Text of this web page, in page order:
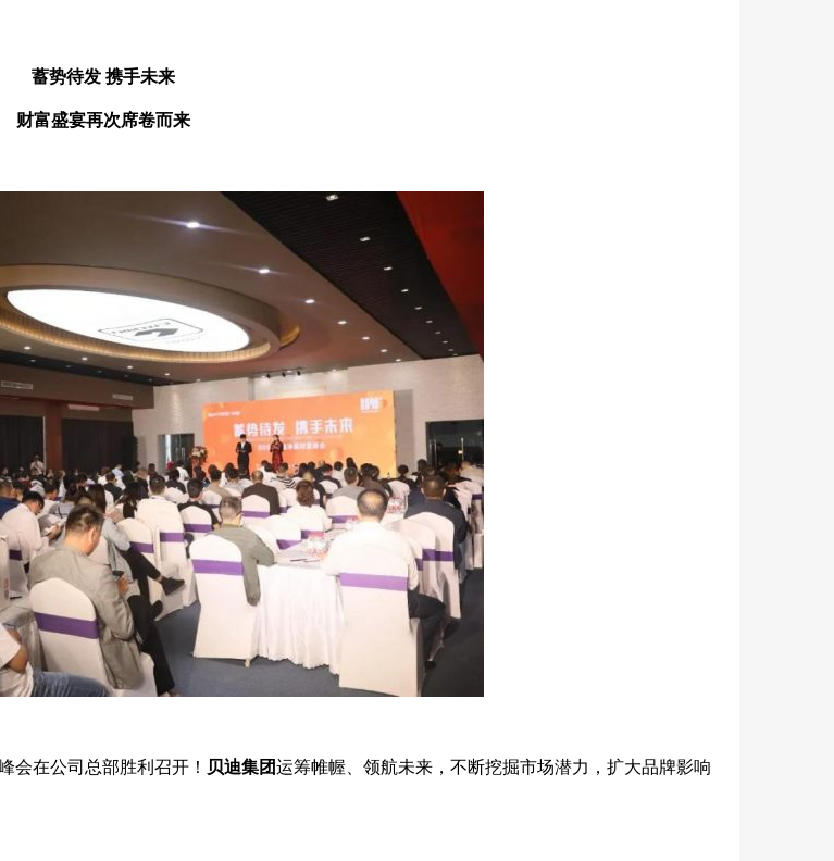
蓄势待发 携手未来
财富盛宴再次席卷而来
会在公司总部胜利召开！ 贝迪集团运筹帷幄、领航未来，不断挖掘市场潜力，扩大品牌影响